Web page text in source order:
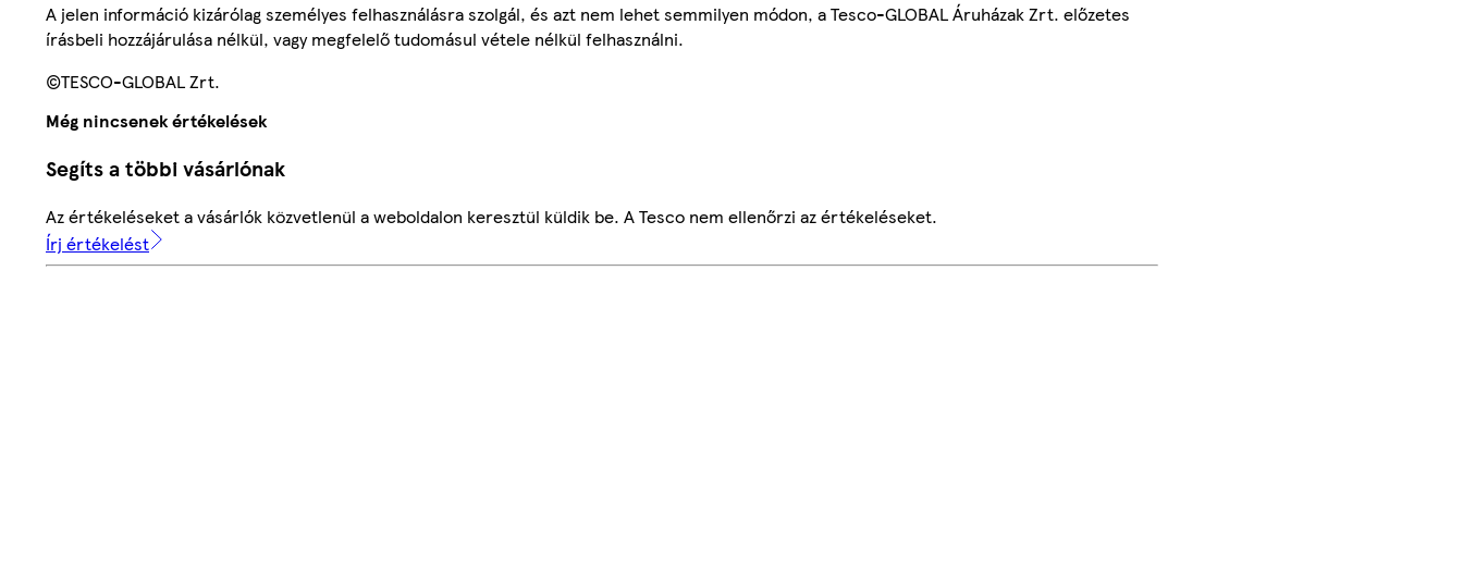
A jelen információ kizárólag személyes felhasználásra szolgál, és azt nem lehet semmilyen módon, a Tesco-GLOBAL Áruházak Zrt. előzetes
írásbeli hozzájárulása nélkül, vagy megfelelő tudomásul vétele nélkül felhasználni.
©TESCO-GLOBAL Zrt.
Még nincsenek értékelések
Segíts a többi vásárlónak
Az értékeléseket a vásárlók közvetlenül a weboldalon keresztül küldik be. A Tesco nem ellenőrzi az értékeléseket.
Írj értékelést